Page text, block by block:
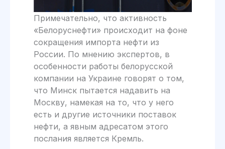
Примечательно, что активность
«Белоруснефти» происходит на фоне
сокращения импорта нефти из
России. По мнению экспертов, в
особенности работы белорусской
компании на Украине говорят о том,
что Минск пытается надавить на
Москву, намекая на то, что у него
есть и другие источники поставок
нефти, а явным адресатом этого
послания является Кремль.